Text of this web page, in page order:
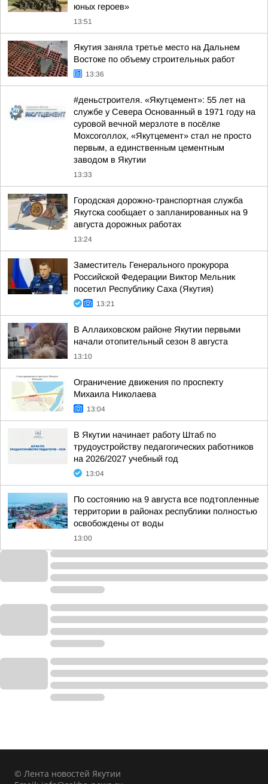
юных героев»
13:51
Якутия заняла третье место на Дальнем
Востоке по объему строительных работ
13:36
#деньстроителя. «Якутцемент»: 55 лет на
службе у Севера Основанный в 1971 году на
суровой вечной мерзлоте в посёлке
Мохсоголлох, «Якутцемент» стал не просто
первым, а единственным цементным
заводом в Якутии
13:33
Городская дорожно-транспортная служба
Якутска сообщает о запланированных на 9
августа дорожных работах
13:24
Заместитель Генерального прокурора
Российской Федерации Виктор Мельник
посетил Республику Саха (Якутия)
13:21
В Аллаиховском районе Якутии первыми
начали отопительный сезон 8 августа
13:10
Ограничение движения по проспекту
Михаила Николаева
13:04
В Якутии начинает работу Штаб по
трудоустройству педагогических работников
на 2026/2027 учебный год
13:04
По состоянию на 9 августа все подтопленные
территории в районах республики полностью
освобождены от воды
13:00
© Лента новостей Якутии